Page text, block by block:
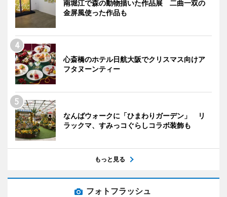
南堀江で森の動物描いた作品展 二曲一双の
金屏風使った作品も
心斎橋のホテル日航大阪でクリスマス向けア
フタヌーンティー
なんばウォークに「ひまわりガーデン」 リ
ラックマ、すみっコぐらしコラボ装飾も
もっと見る
フォトフラッシュ